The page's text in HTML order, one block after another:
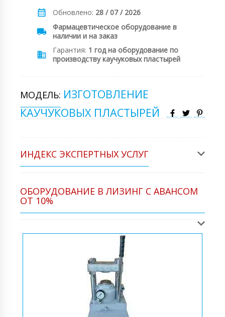
Обновлено: 28 / 07 / 2026
Фармацевтическое оборудование в
наличии и на заказ
Гарантия: 1 год на оборудование по
производству каучуковых пластырей
МОДЕЛЬ: ИЗГОТОВЛЕНИЕ
КАУЧУКОВЫХ ПЛАСТЫРЕЙ
ИНДЕКС ЭКСПЕРТНЫХ УСЛУГ
ОБОРУДОВАНИЕ В ЛИЗИНГ С АВАНСОМ
ОТ 10%